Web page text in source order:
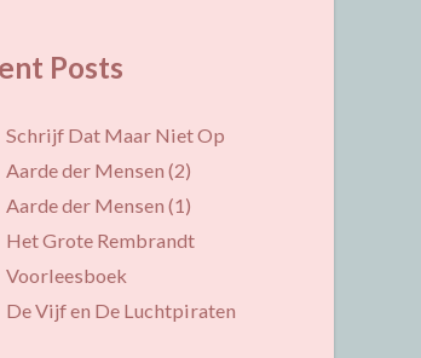
Posts
Schrijf Dat Maar Niet Op
Aarde der Mensen (2)
Aarde der Mensen (1)
Het Grote Rembrandt
Voorleesboek
De Vijf en De Luchtpiraten